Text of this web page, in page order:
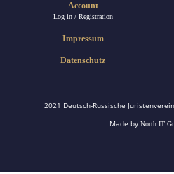
Account
Log in / Registration
Impressum
Datenschutz
2021 Deutsch-Russische
Made by North IT